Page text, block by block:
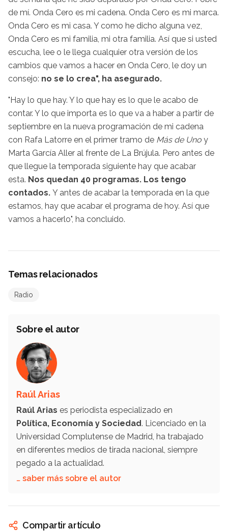
de mí. Onda Cero es mi cadena. Onda Cero es mi marca.
Onda Cero es mi casa. Y como he dicho alguna vez,
Onda Cero es mi familia, mi otra familia. Así que si usted
escucha, lee o le llega cualquier otra versión de los
cambios que vamos a hacer en Onda Cero, le doy un
consejo: no se lo crea", ha asegurado.
"Hay lo que hay. Y lo que hay es lo que le acabo de
contar. Y lo que importa es lo que va a haber a partir de
septiembre en la nueva programación de mi cadena
con Rafa Latorre en el primer tramo de Más de Uno y
Marta García Aller al frente de La Brújula. Pero antes de
que llegue la temporada siguiente hay que acabar
esta. Nos quedan 40 programas. Los tengo
contados. Y antes de acabar la temporada en la que
estamos, hay que acabar el programa de hoy. Así que
vamos a hacerlo", ha concluido.
Temas relacionados
Radio
Sobre el autor
Raúl Arias
Raúl Arias es periodista especializado en
Política, Economía y Sociedad. Licenciado en la
Universidad Complutense de Madrid, ha trabajado
en diferentes medios de tirada nacional, siempre
pegado a la actualidad.
… saber más sobre el autor
Compartir artículo